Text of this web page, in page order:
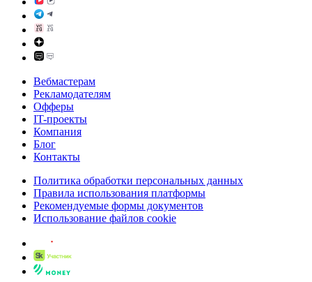
Вебмастерам
Рекламодателям
Офферы
IT-проекты
Компания
Блог
Контакты
Политика обработки персональных данных
Правила использования платформы
Рекомендуемые формы документов
Использование файлов cookie